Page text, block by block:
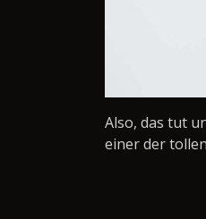
Also, das tut
einer der